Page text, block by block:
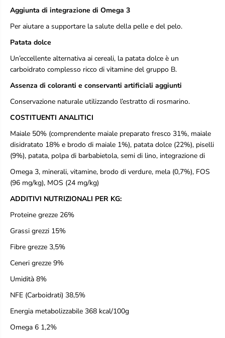
e
z
C
e
r
e
a
l
i
d
l
t
i
2
k
e
z
C
r
e
l
i
d
l
t
2
k
Aggiunta di integrazione di Omega 3
Per aiutare a supportare la salute della pelle e del pelo.
Patata dolce
Un’eccellente alternativa ai cereali, la patata dolce è un
carboidrato complesso ricco di vitamine del gruppo B.
Assenza di coloranti e conservanti artificiali aggiunti
Conservazione naturale utilizzando l’estratto di rosmarino.
COSTITUENTI ANALITICI
Maiale 50% (comprendente maiale preparato fresco 31%, maiale
disidratato 18% e brodo di maiale 1%), patata dolce (22%), piselli
(9%), patata, polpa di barbabietola, semi di lino, integrazione di
Omega 3, minerali, vitamine, brodo di verdure, mela (0,7%), FOS
(96 mg/kg), MOS (24 mg/kg)
ADDITIVI NUTRIZIONALI PER KG:
Proteine grezze 26%
Grassi grezzi 15%
Fibre grezze 3,5%
Ceneri grezze 9%
Umidità 8%
NFE (Carboidrati) 38,5%
Energia metabolizzabile 368 kcal/100g
Omega 6 1,2%